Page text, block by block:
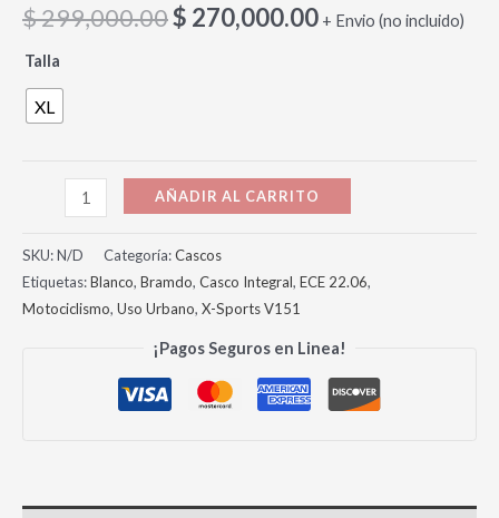
$299,000.00$ 270,000.00 + Envio (no incluido)
Talla
XL
AÑADIR AL CARRITO
SKU:N/D Categoría:Cascos
Etiquetas:Blanco, Bramdo, Casco Integral, ECE 22.06,
Motociclismo, Uso Urbano, X-Sports V151
¡Pagos Seguros en Linea!